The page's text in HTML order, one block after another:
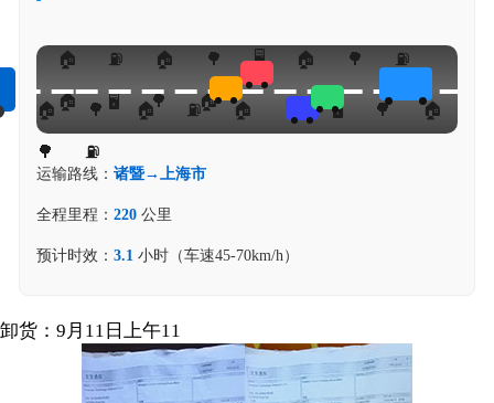
运输路线： 诸暨→上海市
全程里程： 220公里
预计时效： 3.1 小时（车速45-70km/h）
卸货：9月11日上午11